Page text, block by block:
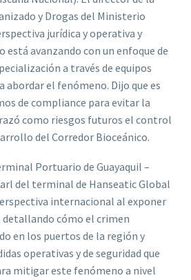
y Drogas del Ministerio
jurídica y operativa y
está avanzando con un enfoque de
a través de equipos
el fenómeno. Dijo que es
de compliance para evitar la
como riesgos futuros el control
del Corredor Bioceánico.
Portuario de Guayaquil –
del terminal de Hanseatic Global
internacional al exponer
detallando cómo el crimen
en los puertos de la región y
operativas y de seguridad que
mitigar este fenómeno a nivel